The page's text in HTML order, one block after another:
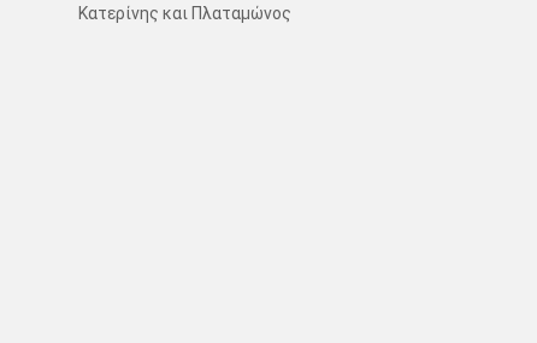
Κατερίνης και Πλαταμώνος